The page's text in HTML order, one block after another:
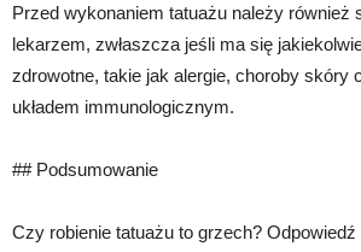
Przed wykonaniem tatuażu należy również
lekarzem, zwłaszcza jeśli ma się
zdrowotne, takie jak alergie, choroby skóry
układem immunologicznym.
## Podsumowanie
Czy robienie tatuażu to grzech?